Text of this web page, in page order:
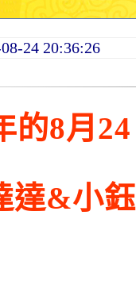
24 20:36:26
的8月
達&小鈺